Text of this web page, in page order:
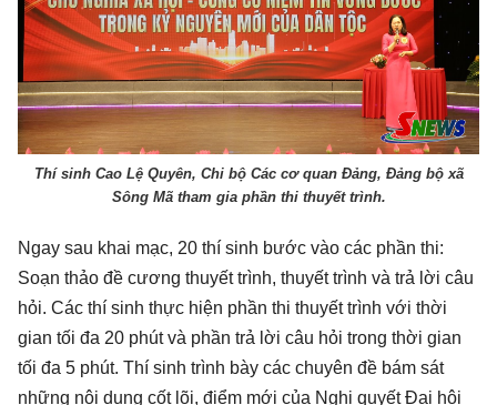
Thí sinh Cao Lệ Quyên, Chi bộ Các cơ quan Đảng, Đảng bộ xã
Sông Mã tham gia phần thi thuyết trình.
Ngay sau khai mạc, 20 thí sinh bước vào các phần thi:
Soạn thảo đề cương thuyết trình, thuyết trình và trả lời câu
hỏi. Các thí sinh thực hiện phần thi thuyết trình với thời
gian tối đa 20 phút và phần trả lời câu hỏi trong thời gian
tối đa 5 phút. Thí sinh trình bày các chuyên đề bám sát
những nội dung cốt lõi, điểm mới của Nghị quyết Đại hội